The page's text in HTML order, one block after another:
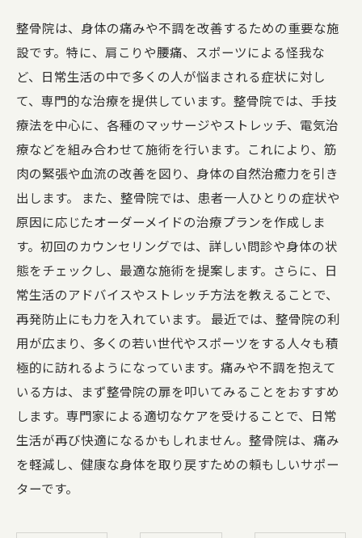
整骨院は、身体の痛みや不調を改善するための重要な施
設です。特に、肩こりや腰痛、スポーツによる怪我な
ど、日常生活の中で多くの人が悩まされる症状に対し
て、専門的な治療を提供しています。整骨院では、手技
療法を中心に、各種のマッサージやストレッチ、電気治
療などを組み合わせて施術を行います。これにより、筋
肉の緊張や血流の改善を図り、身体の自然治癒力を引き
出します。 また、整骨院では、患者一人ひとりの症状や
原因に応じたオーダーメイドの治療プランを作成しま
す。初回のカウンセリングでは、詳しい問診や身体の状
態をチェックし、最適な施術を提案します。さらに、日
常生活のアドバイスやストレッチ方法を教えることで、
再発防止にも力を入れています。 最近では、整骨院の利
用が広まり、多くの若い世代やスポーツをする人々も積
極的に訪れるようになっています。痛みや不調を抱えて
いる方は、まず整骨院の扉を叩いてみることをおすすめ
します。専門家による適切なケアを受けることで、日常
生活が再び快適になるかもしれません。整骨院は、痛み
を軽減し、健康な身体を取り戻すための頼もしいサポー
ターです。